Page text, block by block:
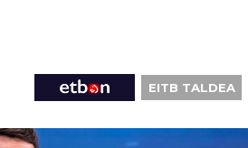
EITB TALDEA